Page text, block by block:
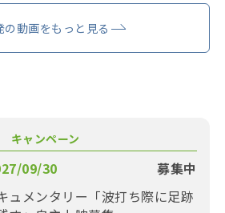
の動画をもっと見る
キャンペーン
09/30
募集中
ュメンタリー「波打ち際に足跡